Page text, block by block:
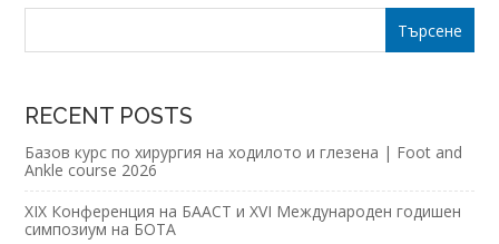
RECENT POSTS
Базов курс по хирургия на ходилото и глезена | Foot and
Ankle course 2026
XIX Конференция на БААСТ и XVI Международен годишен
симпозиум на БОТА